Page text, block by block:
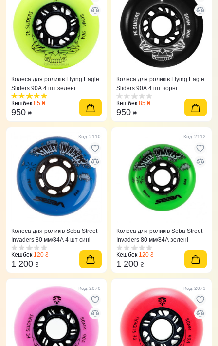
Колеса для роликів Flying Eagle
Sliders 90A 4 шт зелені
Кешбек 85 ₴
950 ₴
Колеса для роликів Flying Eagle
Sliders 90A 4 шт чорні
Кешбек 85 ₴
950 ₴
Код: 2110
Колеса для роликів Seba Street
Invaders 80 мм/84A 4 шт сині
Кешбек 120 ₴
1 200 ₴
Код: 2112
Колеса для роликів Seba Street
Invaders 80 мм/84A зелені
Кешбек 120 ₴
1 200 ₴
Код: 2070 Код: 2073